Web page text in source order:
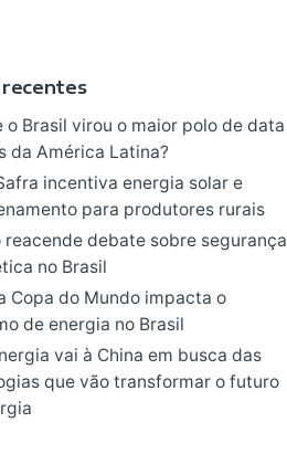
recentes
o Brasil virou o maior polo de data
da América Latina?
incentiva energia solar e
para produtores rurais
reacende debate sobre segurança
no Brasil
Copa do Mundo impacta o
de energia no Brasil
vai à China em busca das
que vão transformar o futuro